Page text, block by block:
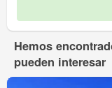
Hemos
pueden interesar